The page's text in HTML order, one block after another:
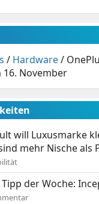
/ Hardware/
November
will Luxusmarke
mehr Nische als
der Woche: